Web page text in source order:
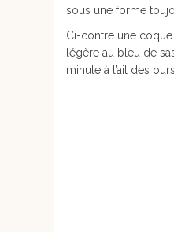
sous une forme
Ci-contre une
légère au bleu de
minute à l’ail des ours.